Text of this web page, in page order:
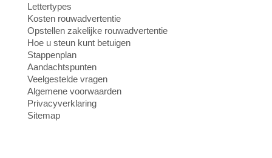
Lettertypes
Kosten rouwadvertentie
Opstellen zakelijke rouwadvertentie
Hoe u steun kunt betuigen
Stappenplan
Aandachtspunten
Veelgestelde vragen
Algemene voorwaarden
Privacyverklaring
Sitemap